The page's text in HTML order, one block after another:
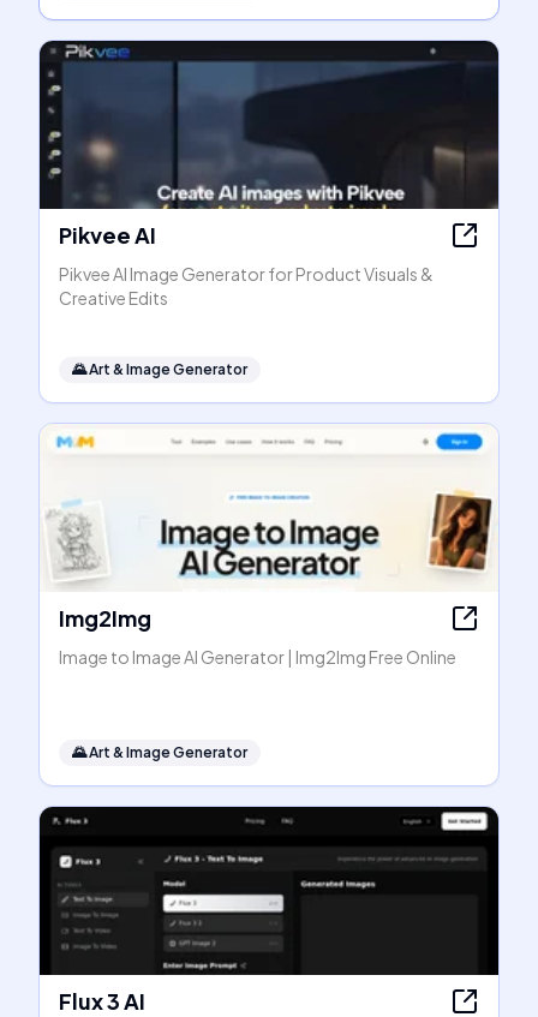
Pikvee AI
Pikvee AI Image Generator for Product Visuals &
Creative Edits
🌄Art & Image Generator
Img2Img
Image to Image AI Generator | Img2Img Free Online
🌄Art & Image Generator
Flux 3 AI